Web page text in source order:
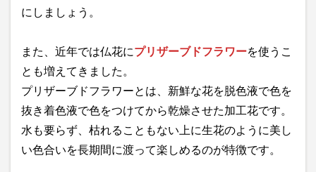
にしましょう。
また、近年では仏花にプリザーブドフラワーを使うこ
とも増えてきました。
プリザーブドフラワーとは、新鮮な花を脱色液で色を
抜き着色液で色をつけてから乾燥させた加工花です。
水も要らず、枯れることもない上に生花のように美し
い色合いを長期間に渡って楽しめるのが特徴です。